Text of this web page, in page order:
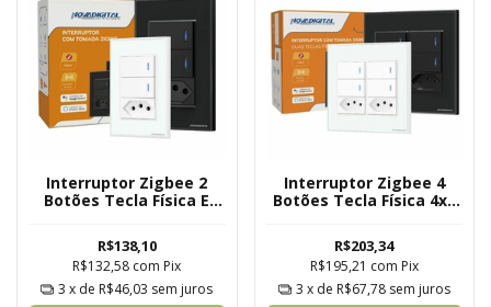
Interruptor Zigbee 2
Botões Tecla Física E
Tuya
R$138,10
R$132,58 com Pix
3 x de R$46,03 sem juros
Interruptor Zigbee 4
Botões Tecla Física 4x4
Novadigital Tuya
R$203,34
R$195,21 com Pix
3 x de R$67,78 sem juros